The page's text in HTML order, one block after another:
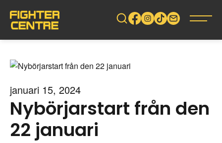
vidare
januari 15, 2024
Nybörjarstart från den
22 januari